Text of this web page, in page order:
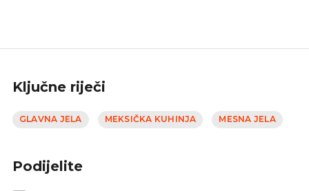
Ključne riječi
GLAVNA JELA MEKSIČKA KUHINJA MESNA JELA
Podijelite